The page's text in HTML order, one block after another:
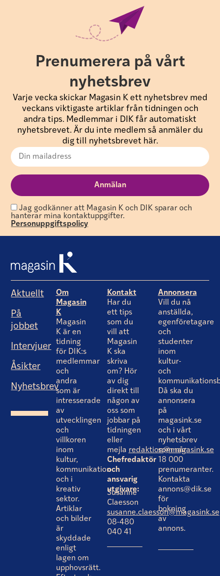
Prenumerera på vårt
nyhetsbrev
Varje vecka skickar Magasin K ett nyhetsbrev med
veckans viktigaste artiklar från tidningen och
andra tips. Medlemmar i DIK får automatiskt
nyhetsbrevet. Är du inte medlem så anmäler du
dig till nyhetsbrevet här.
Jag godkänner att Magasin K och DIK sparar och
hanterar mina kontaktuppgifter.
Personuppgiftspolicy
Aktuellt
På
jobbet
Intervjuer
Åsikter
Nyhetsbrev
Om
Magasin
K
Magasin
K är en
tidning
för DIK:s
medlemmar
och
andra
som är
intresserade
av
utvecklingen
och
villkoren
inom
kultur,
kommunikation
och i
kreativ
sektor.
Artiklar
och bilder
är
skyddade
enligt
lagen om
upphovsrätt.
Kontakt
Har du
ett tips
som du
vill att
Magasin
K ska
skriva
om? Hör
av dig
direkt till
någon av
oss som
jobbar på
tidningen
eller
mejla redaktion@magasink.se
Chefredaktör
och
ansvarig
utgivare:
Susanne
Claesson
susanne.claesson@magasink.se
08-480
040 41
Annonsera
Vill du nå
anställda,
egenföretagare
och
studenter
inom
kultur-
och
Då ska du
annonsera
på
magasink.se
och i vårt
nyhetsbrev
som når
18 000
prenumeranter.
Kontakta
annons@dik.se
för
bokning
av
annons.